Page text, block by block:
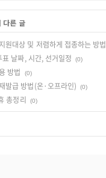
다른 글
원대상 및 저렴하게 접종하는 방법
날짜, 시간, 선거일정 (0)
방법 (0)
발급 방법(온·오프라인) (0)
총정리 (0)